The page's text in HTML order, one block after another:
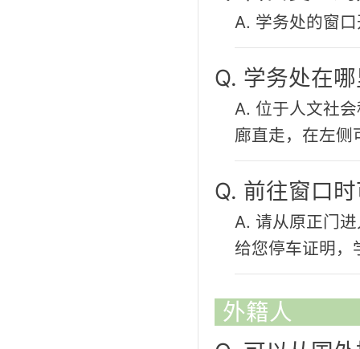
A. 学务处的窗
Q. 学务处在
A. 位于人文社
廊直走，在左侧
Q. 前往窗口
A. 请从原正门
给您停车证明，
外籍人